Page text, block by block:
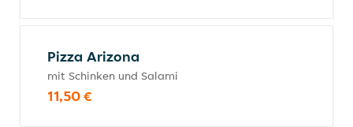
Pizza Arizona
mit Schinken und Salami
11,50 €